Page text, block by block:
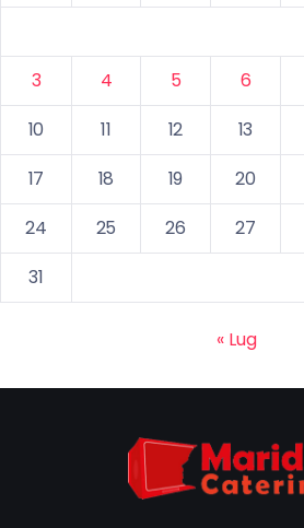
3
4 5 6
10
11 12 13
17
18 19 20
24
25 26 27
31
« Lug